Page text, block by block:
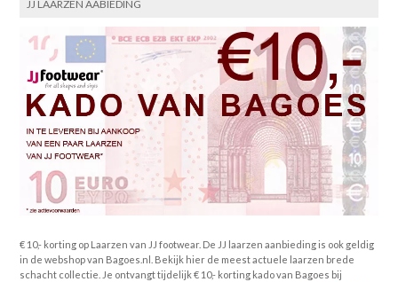
JJ LAARZEN AABIEDING
€ 10,- korting op Laarzen van JJ footwear. De JJ laarzen aanbieding is ook geldig
in de webshop van Bagoes.nl. Bekijk hier de meest actuele laarzen brede
schacht collectie. Je ontvangt tijdelijk € 10,- korting kado van Bagoes bij